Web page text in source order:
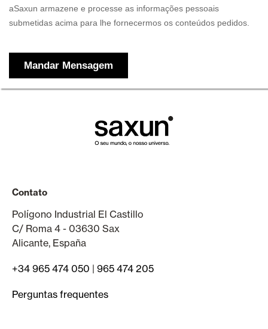
Contato
Polígono Industrial El Castillo
C/ Roma 4 - 03630 Sax
Alicante, España
+34 965 474 050 | 965 474 205
Perguntas frequentes